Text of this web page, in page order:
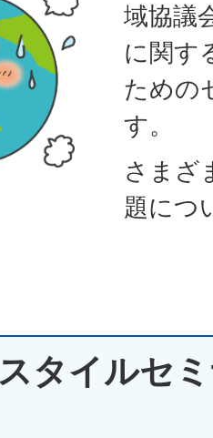
域協議
に関す
ための
す。
さまざ
題につ
タイルセ